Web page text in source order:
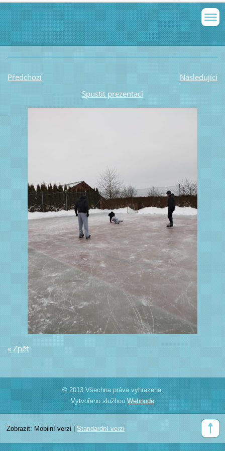
Předchozí
Následující
Spustit prezentaci
« Zpět
© 2013 Všechna práva vyhrazena.
Vytvořeno službou Webnode
Zobrazit: Mobilní verzi Standardní verzi